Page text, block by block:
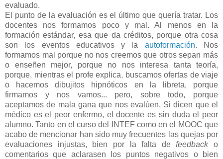
evaluado.
El punto de la evaluación es el último que quería tratar. Los
docentes nos formamos poco y mal. Al menos en la
formación estándar, esa que da créditos, porque otra cosa
son los eventos educativos y la autoformación. Nos
formamos mal porque no nos creemos que otros sepan más
o enseñen mejor, porque no nos interesa tanta teoría,
porque, mientras el profe explica, buscamos ofertas de viaje
o hacemos dibujitos hipnóticos en la libreta, porque
firmamos y nos vamos... pero, sobre todo, porque
aceptamos de mala gana que nos evalúen. Si dicen que el
médico es el peor enfermo, el docente es sin duda el peor
alumno. Tanto en el curso del INTEF como en el MOOC que
acabo de mencionar han sido muy frecuentes las quejas por
evaluaciones injustas, bien por la falta defeedbacko
comentarios que aclarasen los puntos negativos o bien